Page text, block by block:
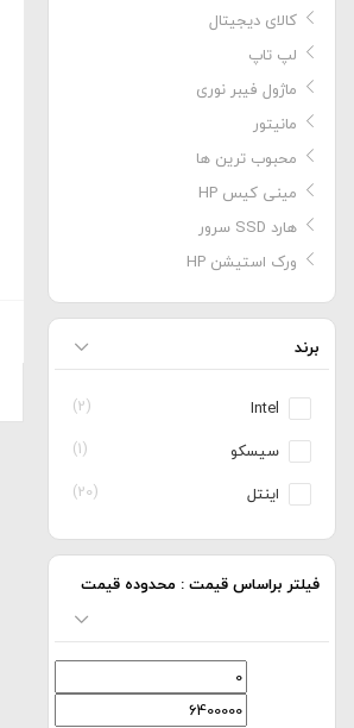
کالای دیجیتال
لپ تاپ
ماژول فیبر نوری
مانیتور
محبوب ترین ها
مینی کیس HP
هارد SSD سرور
ورک استیشن HP
برند
Intel
(2)
سیسکو
(1)
اینتل
(20)
فیلتر براساس قیمت : محدوده قیمت
حداقل
قیمت